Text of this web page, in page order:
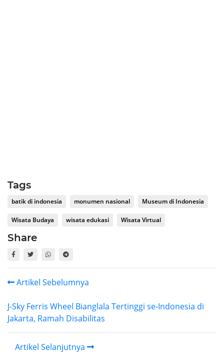
Tags
batik di indonesia monumen nasional Museum di Indonesia
Wisata Budaya wisata edukasi Wisata Virtual
Share
Artikel Sebelumnya
J-Sky Ferris Wheel Bianglala Tertinggi se-Indonesia di
Jakarta, Ramah Disabilitas
Artikel Selanjutnya